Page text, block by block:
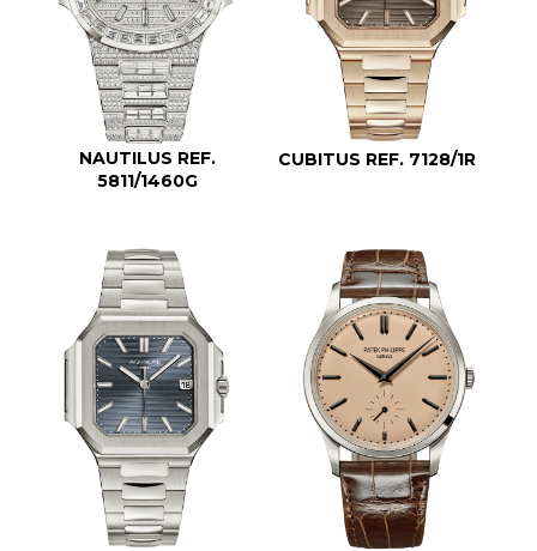
NAUTILUS REF.
5811/1460G
CUBITUS REF. 7128/1R